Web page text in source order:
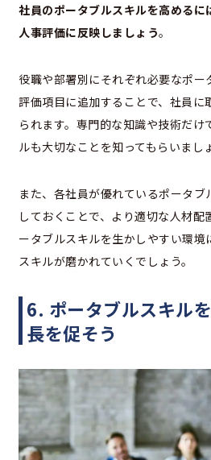
社員のポータブルスキルを高めるに
人事評価に反映しましょう。
役職や部署別にそれぞれ必要なポー
評価項目に追加することで、社員に
られます。専門的な知識や技術だけ
ルも大切なことを知ってもらいまし
また、各社員が優れているポータ
しておくことで、より適切な人材配
ータブルスキルを生かしやすい環境
スキルが磨かれていくでしょう。
6. ポータブルスキル
長を促そう